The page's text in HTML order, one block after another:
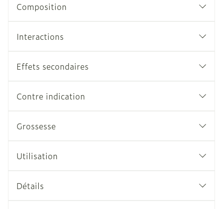
Composition
Interactions
Effets secondaires
Contre indication
Grossesse
Utilisation
Détails